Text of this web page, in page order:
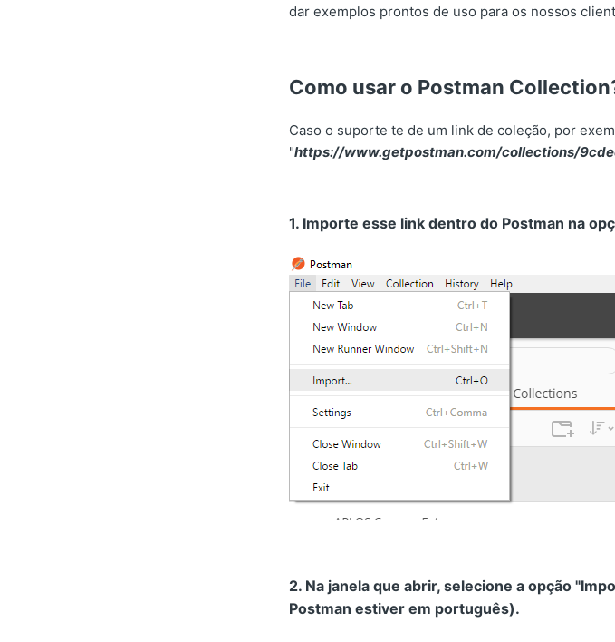
dar exemplos prontos de uso para os nossos
Como usar o Postman
Caso o suporte te de um link de coleção, por
"https://www.getpostman.com/collections/
1. Importe esse link dentro do Postman na
2. Na janela que abrir, selecione a opção
Postman estiver em português).